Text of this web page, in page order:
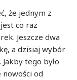
że jednym z
co raz
Jeszcze dwa
a dzisiaj wybór
tego było
nowości od